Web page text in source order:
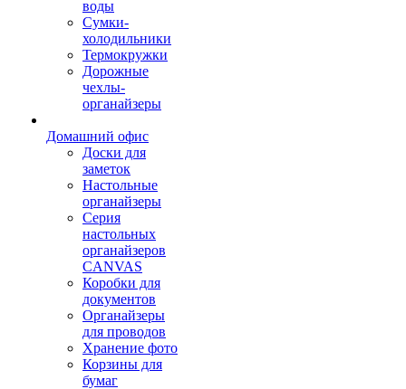
воды
Сумки-
холодильники
Термокружки
Дорожные
чехлы-
органайзеры
Домашний офис
Доски для
заметок
Настольные
органайзеры
Серия
настольных
органайзеров
CANVAS
Коробки для
документов
Органайзеры
для проводов
Хранение фото
Корзины для
бумаг